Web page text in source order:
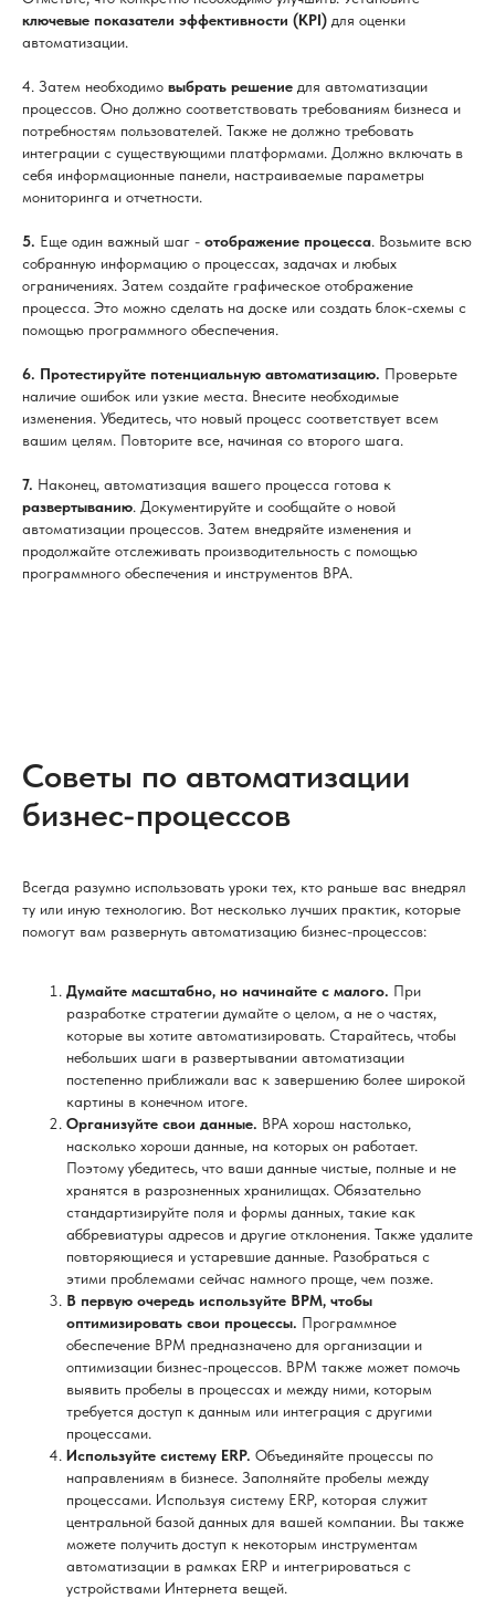
ключевые показатели эффективности (KPI) для оценки
автоматизации.
4. Затем необходимо выбрать решение для автоматизации
процессов. Оно должно соответствовать требованиям бизнеса и
потребностям пользователей. Также не должно требовать
интеграции с существующими платформами. Должно включать в
себя информационные панели, настраиваемые параметры
мониторинга и отчетности.
5. Еще один важный шаг - отображение процесса. Возьмите всю
собранную информацию о процессах, задачах и любых
ограничениях. Затем создайте графическое отображение
процесса. Это можно сделать на доске или создать блок-схемы с
помощью программного обеспечения.
6. Протестируйте потенциальную автоматизацию. Проверьте
наличие ошибок или узкие места. Внесите необходимые
изменения. Убедитесь, что новый процесс соответствует всем
вашим целям. Повторите все, начиная со второго шага.
7. Наконец, автоматизация вашего процесса готова к
развертыванию. Документируйте и сообщайте о новой
автоматизации процессов. Затем внедряйте изменения и
продолжайте отслеживать производительность с помощью
программного обеспечения и инструментов BPA.
Советы по автоматизации
бизнес-процессов
Всегда разумно использовать уроки тех, кто раньше вас внедрял
ту или иную технологию. Вот несколько лучших практик, которые
помогут вам развернуть автоматизацию бизнес-процессов:
Думайте масштабно, но начинайте с малого. При
разработке стратегии думайте о целом, а не о частях,
которые вы хотите автоматизировать. Старайтесь, чтобы
небольших шаги в развертывании автоматизации
постепенно приближали вас к завершению более широкой
картины в конечном итоге.
Организуйте свои данные. BPA хорош настолько,
насколько хороши данные, на которых он работает.
Поэтому убедитесь, что ваши данные чистые, полные и не
хранятся в разрозненных хранилищах. Обязательно
стандартизируйте поля и формы данных, такие как
аббревиатуры адресов и другие отклонения. Также удалите
повторяющиеся и устаревшие данные. Разобраться с
этими проблемами сейчас намного проще, чем позже.
В первую очередь используйте BPM, чтобы
оптимизировать свои процессы. Программное
обеспечение BPM предназначено для организации и
оптимизации бизнес-процессов. BPM также может помочь
выявить пробелы в процессах и между ними, которым
требуется доступ к данным или интеграция с другими
процессами.
Используйте систему ERP. Объединяйте процессы по
направлениям в бизнесе. Заполняйте пробелы между
процессами. Используя систему ERP, которая служит
центральной базой данных для вашей компании. Вы также
можете получить доступ к некоторым инструментам
автоматизации в рамках ERP и интегрироваться с
устройствами Интернета вещей.